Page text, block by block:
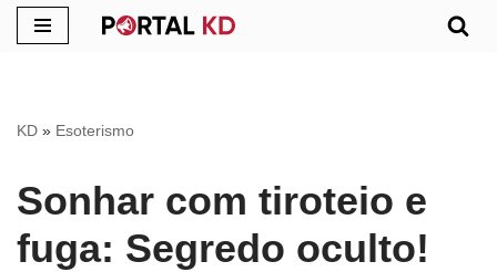
conteúdo
KD » Esoterismo
Sonhar com tiroteio e
fuga: Segredo oculto!